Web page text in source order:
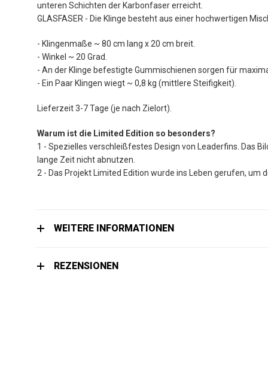
unteren Schichten der Karbonfaser erreicht.
GLASFASER - Die Klinge besteht aus einer hochwertigen
- Klingenmaße ~ 80 cm lang x 20 cm breit.
- Winkel ~ 20 Grad.
- An der Klinge befestigte Gummischienen sorgen für
- Ein Paar Klingen wiegt ~ 0,8 kg (mittlere Steifigkeit).
Lieferzeit 3-7 Tage (je nach Zielort).
Warum ist die Limited Edition so besonders?
1 - Spezielles verschleißfestes Design von Leaderfins. Das
lange Zeit nicht abnutzen.
2 - Das Projekt Limited Edition wurde ins Leben gerufen, um
WEITERE INFORMATIONEN
REZENSIONEN